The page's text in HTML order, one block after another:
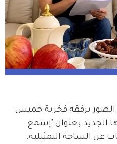
برفقة فخرية خميس
بعنوان "إسمع
عن الساحة التمثيلية.